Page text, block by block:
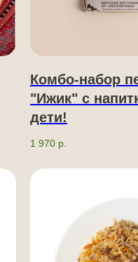
Комбо-набор
"Ижик" с
дети!
1 970 р.